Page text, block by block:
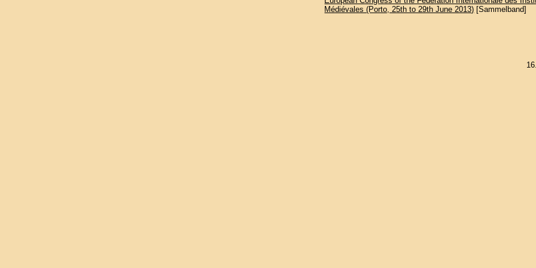
Médiévales (Porto, 25th to 29th June 2013) [Sammelband]